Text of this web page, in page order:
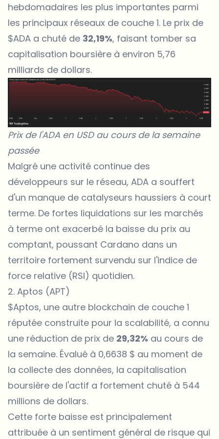
hebdomadaires les plus importantes parmi
les principaux réseaux de couche 1. Le prix de
$ADA a chuté de 32,19%, faisant tomber sa
capitalisation boursière à environ 5,76
milliards de dollars.
Prix de l'ADA en USD au cours de la semaine
passée
Malgré une activité continue des
développeurs sur le réseau, ADA a souffert
d'un manque de catalyseurs haussiers à court
terme. De fortes liquidations sur les marchés
à terme ont exacerbé la baisse du prix au
comptant, poussant Cardano dans un
territoire fortement survendu sur l'indice de
force relative (RSI) quotidien.
2. Aptos (APT)
$Aptos, une autre blockchain de couche 1
réputée construite pour la scalabilité, a connu
une réduction de prix de 29,32% au cours de
la semaine. Évalué à 0,6638 $ au moment de
la collecte des données, la capitalisation
boursière de l'actif a fortement chuté à 544
millions de dollars.
Cette forte baisse est principalement
attribuée à un sentiment général de risque qui